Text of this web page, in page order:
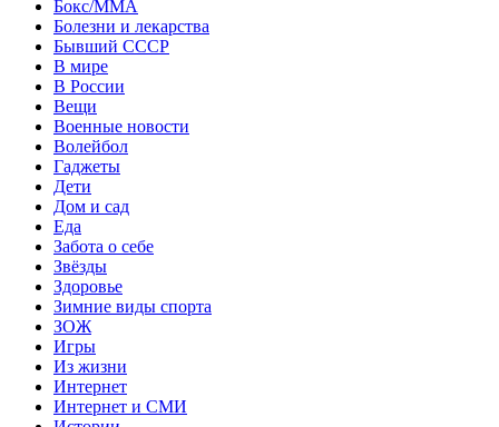
Бокс/MMA
Болезни и лекарства
Бывший СССР
В мире
В России
Вещи
Военные новости
Волейбол
Гаджеты
Дети
Дом и сад
Еда
Забота о себе
Звёзды
Здоровье
Зимние виды спорта
ЗОЖ
Игры
Из жизни
Интернет
Интернет и СМИ